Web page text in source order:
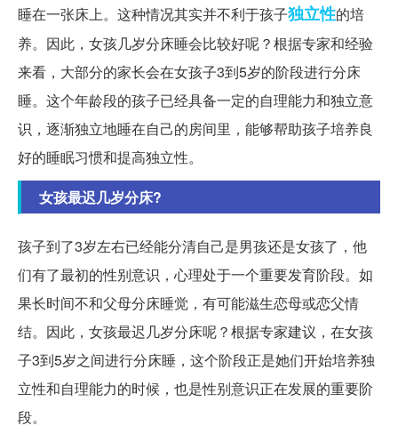
睡在一张床上。这种情况其实并不利于孩子独立性的培
养。因此，女孩几岁分床睡会比较好呢？根据专家和经验
来看，大部分的家长会在女孩子3到5岁的阶段进行分床
睡。这个年龄段的孩子已经具备一定的自理能力和独立意
识，逐渐独立地睡在自己的房间里，能够帮助孩子培养良
好的睡眠习惯和提高独立性。
女孩最迟几岁分床?
孩子到了3岁左右已经能分清自己是男孩还是女孩了，他
们有了最初的性别意识，心理处于一个重要发育阶段。如
果长时间不和父母分床睡觉，有可能滋生恋母或恋父情
结。因此，女孩最迟几岁分床呢？根据专家建议，在女孩
子3到5岁之间进行分床睡，这个阶段正是她们开始培养独
立性和自理能力的时候，也是性别意识正在发展的重要阶
段。